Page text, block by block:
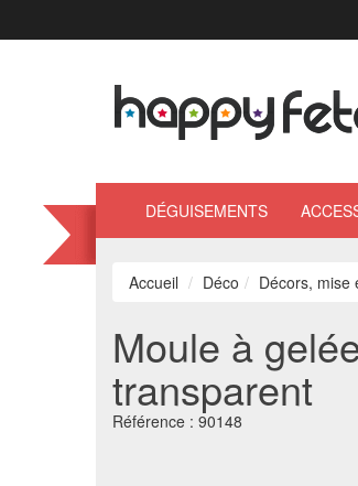
DÉGUISEMENTS
Accueil Déco Décors, mise
Moule à
transparent
Référence : 90148